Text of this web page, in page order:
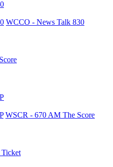
WCCO - News Talk 830
WSCR - 670 AM The Score